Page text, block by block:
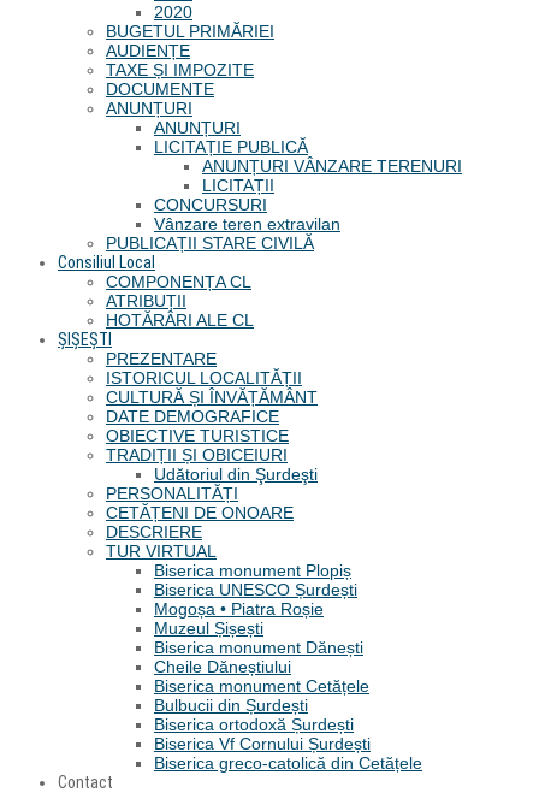
2020
BUGETUL PRIMĂRIEI
AUDIENȚE
TAXE ȘI IMPOZITE
DOCUMENTE
ANUNȚURI
ANUNȚURI
LICITAȚIE PUBLICĂ
ANUNȚURI VÂNZARE TERENURI
LICITAȚII
CONCURSURI
Vânzare teren extravilan
PUBLICAȚII STARE CIVILĂ
Consiliul Local
COMPONENȚA CL
ATRIBUȚII
HOTĂRÂRI ALE CL
ȘIȘEȘTI
PREZENTARE
ISTORICUL LOCALITĂȚII
CULTURĂ ȘI ÎNVĂȚĂMÂNT
DATE DEMOGRAFICE
OBIECTIVE TURISTICE
TRADIȚII ȘI OBICEIURI
Udătoriul din Şurdeşti
PERSONALITĂȚI
CETĂȚENI DE ONOARE
DESCRIERE
TUR VIRTUAL
Biserica monument Plopiș
Biserica UNESCO Șurdești
Mogoșa • Piatra Roșie
Muzeul Șișești
Biserica monument Dănești
Cheile Dăneștiului
Biserica monument Cetățele
Bulbucii din Șurdești
Biserica ortodoxă Șurdești
Biserica Vf Cornului Șurdești
Biserica greco-catolică din Cetățele
Contact